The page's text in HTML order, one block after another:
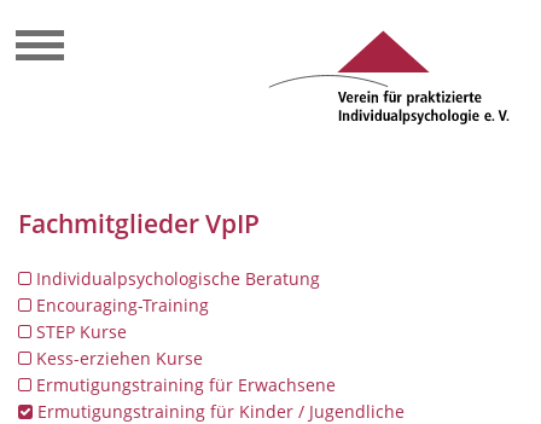
Fachmitglieder VpIP
Individualpsychologische Beratung
Encouraging-Training
STEP Kurse
Kess-erziehen Kurse
Ermutigungstraining für Erwachsene
Ermutigungstraining für Kinder / Jugendliche